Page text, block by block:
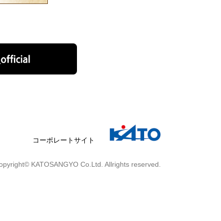
コーポレートサイト
KATOSANGYO Co.Ltd. Allrights reserved.